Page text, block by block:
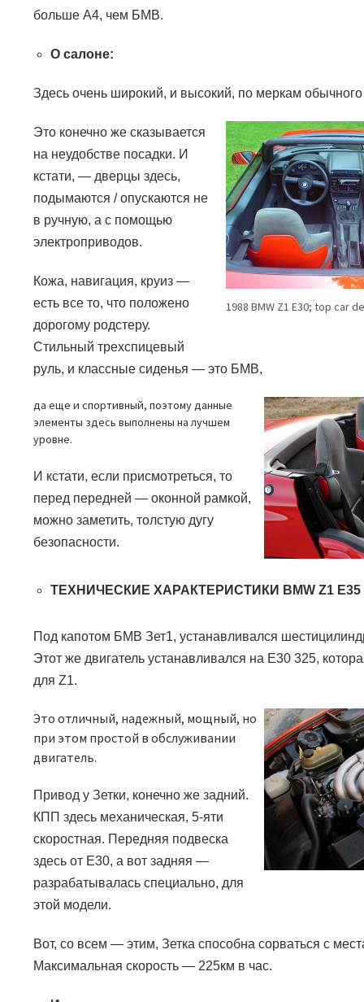
большеA4, чем БМВ.
О салоне:
Здесь очень широкий, и высокий, по меркам обычного
1988 BMW Z1 E30; top car
Это конечно же сказывается
на неудобстве посадки. И
кстати,— дверцы здесь,
подымаются / опускаются не
в ручную, а с помощью
электроприводов.
Кожа, навигация, круиз —
есть все то, что положено
дорогому родстеру.
Стильный трехспицевый
руль, и классные сиденья — это БМВ,
да еще и спортивный, поэтому данные
элементы здесь выполнены на лучшем
уровне.
И кстати, если присмотреться, то
перед передней — оконной рамкой,
можно заметить, толстую дугу
безопасности.
ТЕХНИЧЕСКИЕ ХАРАКТЕРИСТИКИ BMW Z1 E35
Под капотом БМВ Зет1, устанавливался
Этот же двигатель устанавливался на E30 325,
дляZ1.
Это отличный, надежный, мощный, но
при этом простой в обслуживании
двигатель.
Привод у Зетки, конечно же задний.
КПП здесь механическая, 5-яти
скоростная. Передняя подвеска
здесь от E30, а вот задняя —
разрабатывалась специально, для
этой модели.
Вот, со всем — этим, Зетка способна сорваться с
Максимальная скорость — 225км в час.